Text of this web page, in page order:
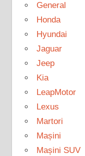
General
Honda
Hyundai
Jaguar
Jeep
Kia
LeapMotor
Lexus
Martori
Mașini
Mașini SUV